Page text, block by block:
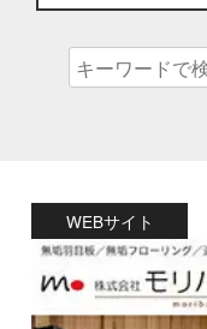
WEBサイト